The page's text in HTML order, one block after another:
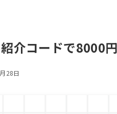
介コードで8000
28日